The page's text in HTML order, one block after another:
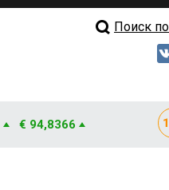
Поиск
€ 94,8366